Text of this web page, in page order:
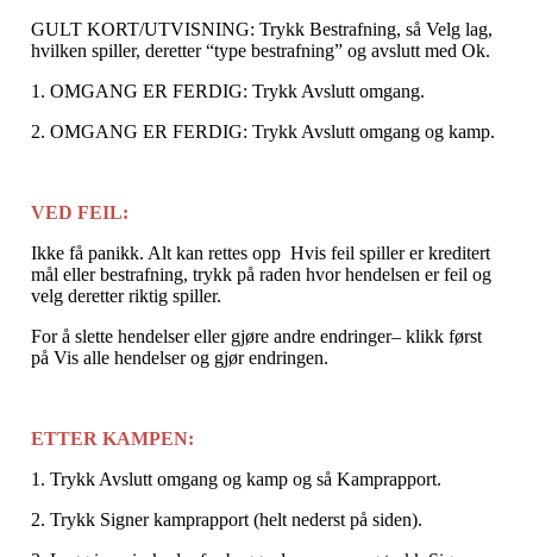
GULT KORT/UTVISNING: Trykk Bestrafning, så Velg lag,
hvilken spiller, deretter “type bestrafning” og avslutt med Ok.
1. OMGANG ER FERDIG: Trykk Avslutt omgang.
2. OMGANG ER FERDIG: Trykk Avslutt omgang og kamp.
VED FEIL:
Ikke få panikk. Alt kan rettes opp Hvis feil spiller er kreditert
mål eller bestrafning, trykk på raden hvor hendelsen er feil og
velg deretter riktig spiller.
For å slette hendelser eller gjøre andre endringer– klikk først
på Vis alle hendelser og gjør endringen.
ETTER KAMPEN:
1. Trykk Avslutt omgang og kamp og så Kamprapport.
2. Trykk Signer kamprapport (helt nederst på siden).